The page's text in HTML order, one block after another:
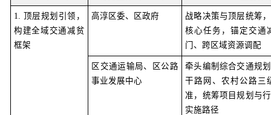
1. 顶层规划引领，
构建全域交通减贫
框架
高淳区委、区政府
战略决策与顶层统筹
核心任务，锚定交通
门、跨区域资源调配
区交通运输局、区公路
事业发展中心
牵头编制综合交通规
干路网、农村公路三
准，统筹项目规划与
实施路径